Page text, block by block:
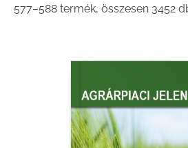
577–588 termék, összesen 3452